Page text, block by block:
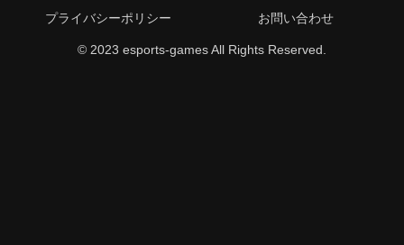
プライバシーポリシー
お問い合わせ
© 2023 esports-games All Rights Reserved.